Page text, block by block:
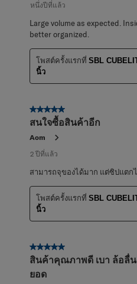
หนึ่งปีที่แล้ว
Large volume as expected.
better organized.
โพสต์ครั้งแรกที่ SBL
นิ้ว
5 จาก 5 ดาว
สนใจซื้อสินค้าอีก
Aom
2 ปีที่แล้ว
สามารถจุของได้มาก แต่ซิปแตก
โพสต์ครั้งแรกที่ SBL
นิ้ว
5 จาก 5 ดาว
สินค้าคุณภาพดี เบา ล้อลื่
ยอด